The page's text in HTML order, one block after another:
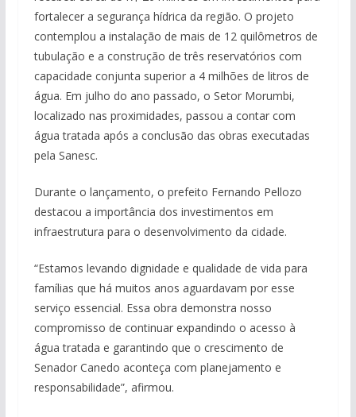
fortalecer a segurança hídrica da região. O projeto
contemplou a instalação de mais de 12 quilômetros de
tubulação e a construção de três reservatórios com
capacidade conjunta superior a 4 milhões de litros de
água. Em julho do ano passado, o Setor Morumbi,
localizado nas proximidades, passou a contar com
água tratada após a conclusão das obras executadas
pela Sanesc.
Durante o lançamento, o prefeito Fernando Pellozo
destacou a importância dos investimentos em
infraestrutura para o desenvolvimento da cidade.
“Estamos levando dignidade e qualidade de vida para
famílias que há muitos anos aguardavam por esse
serviço essencial. Essa obra demonstra nosso
compromisso de continuar expandindo o acesso à
água tratada e garantindo que o crescimento de
Senador Canedo aconteça com planejamento e
responsabilidade”, afirmou.